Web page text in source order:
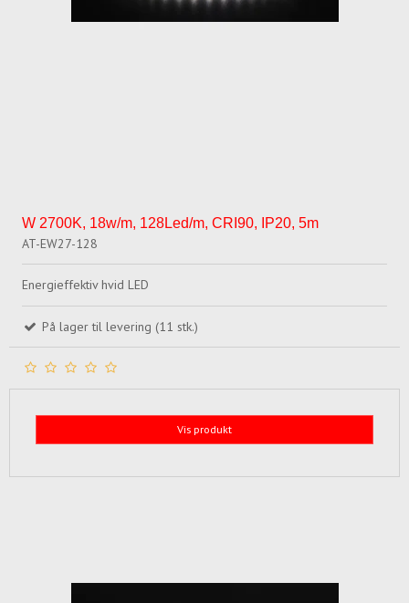
W 2700K, 18w/m, 128Led/m, CRI90, IP20, 5m
AT-EW27-128
Energieffektiv hvid LED
På lager til levering (11 stk.)
Vis produkt